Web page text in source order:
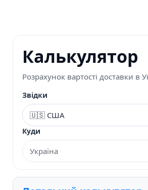
Калькулятор
Розрахунок вартості доставки в
Звідки
Куди